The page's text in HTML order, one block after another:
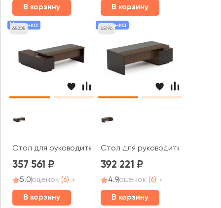
В корзину В корзину
65205
Новинка
Стол для руководителя правый 2400x1800x750 Larry 2
357 561
5.0оценок (6)
В корзину
65196
Новинка
Стол для руководителя левый
392 221
4.9оценок (6)
В корзину